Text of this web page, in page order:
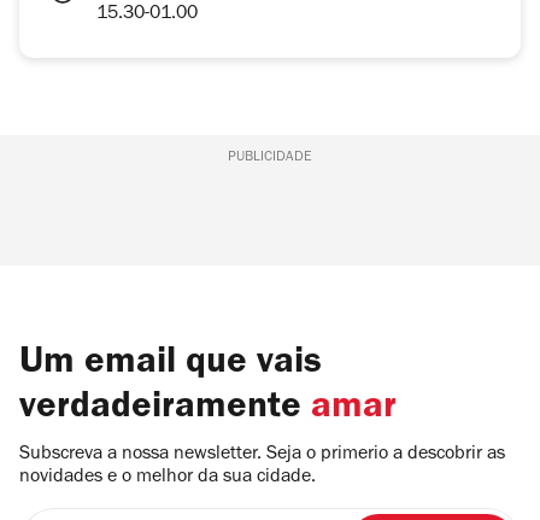
15.30-01.00
PUBLICIDADE
Um email que vais
verdadeiramente amar
Subscreva a nossa newsletter. Seja o primerio a descobrir as
novidades e o melhor da sua cidade.